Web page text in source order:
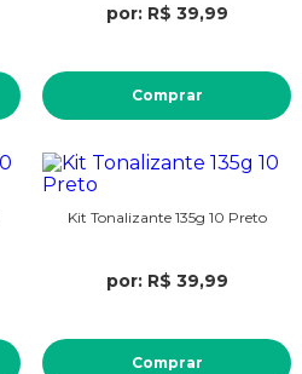
por: R$ 39,99
Comprar
Kit Tonalizante 135g 10 Preto
por: R$ 39,99
Comprar